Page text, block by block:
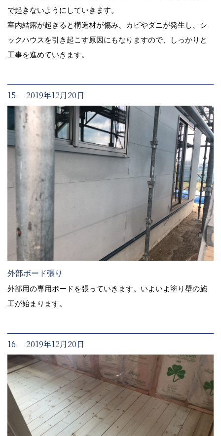
で起きないようにしていきます。
室内結露が起きると構造材が傷み、カビやダニが発生し、シ
ックハウスを引き起こす原因にもなりますので、しっかりと
工事を進めていきます。
15. 2019年12月20日
外部ボード張り
外部用の専用ボードを張っていきます。いよいよ塗り壁の施
工が始まります。
16. 2019年12月20日